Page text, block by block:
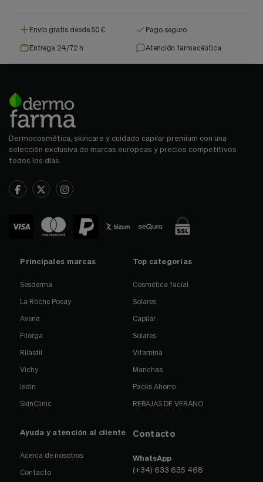
Envío gratis desde 50 € Pago seguro
Entrega 24/72 h Atención farmacéutica
Dermocosmética, skincare y cuidado capilar premium con una
selección exclusiva de marcas europeas y precios competitivos
todos los días.
Principales marcas
Sesderma
La Roche Posay
Avene
Filorga
Rilastil
Vichy
Isdin
SkinClinic
Top categorías
Cosmética facial
Solares
Capilar
Solares
Vitamina
Manchas
Packs Ahorro
REBAJAS DE VERANO
Ayuda y atención al cliente
Acerca de nosotros
Contacto
Contacto
WhatsApp
(+34) 633 635 468